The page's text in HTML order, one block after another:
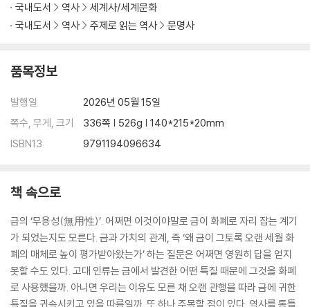
폐 실험
☀전쟁을 치르고 싶다면 먼저 금을 확보하라, 금본위제는 어떻게 열강의
☀“인류를 황금 십자가에 못 박지 말라!”, 금본위제가 세계 경제를 파국으
로 몰아간 이유
☀모든 금화를 국가에 바쳐라! - 루스벨트의 행정명령이 뒤바꾼 화폐의
☀녹지 않은 주화들, 더블 이글이 왕의 금고와 법정을 넘나든 70년의 기구
한 사연
대 미술까지 금이 빚어낸 인류의 미적 욕망
☀중세 필사본에서 스테인드글라스까지, 금이 예술의 재료가 된 3,000년
☀뒤러를 경탄하게 한 황금 문명, 에스파냐 정복자들은 왜 그것을 녹여버
렸나
☀에스파냐 정복자들이 도착하기 3,000년 전 존재했던 아메리카 황금 문
명의 비밀
국내도서 역사
세계사/세계문화
국내도서
역사 주제로 읽는 역사 문명사
품목정보
발행일
2026년 05월 15일
쪽수, 무게, 크기
336쪽 | 526g | 140*215*20mm
ISBN13
9791194096634
책 속으로
금의 ‘무용성(無用性)’. 어쩌면 이것이야말로 금이 화폐로 자리 잡는 계기
가 되었는지도 모른다. 금과 가치의 관계, 즉 ‘왜 금이 그토록 오랜 세월 화
폐의 매체로 높이 평가받아왔는가’ 하는 질문은 어쩌면 영원히 답을 얻지
못할 수도 있다. 고대 인류는 금에서 발견한 어떤 특질 때문에 그것을 화폐
로 사용했을까. 아니면 우리는 이유도 모른 채 오랜 관행을 따라 금에 귀한
특질을 귀속시키고 있을 따름일까. 또 하나 주목할 점이 있다. 역사를 통틀